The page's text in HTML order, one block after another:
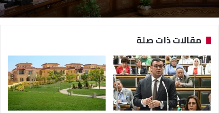
مقالات ذات صلة